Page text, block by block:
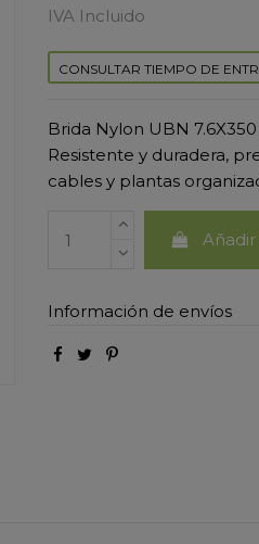
IVA Incluido
CONSULTAR TIEMPO DE
Brida Nylon UBN
Resistente y duradera,
cables y plantas
Información de envíos